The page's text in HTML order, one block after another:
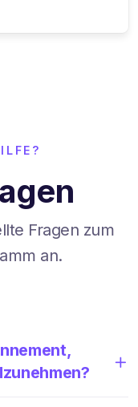
Fragen zum
an.